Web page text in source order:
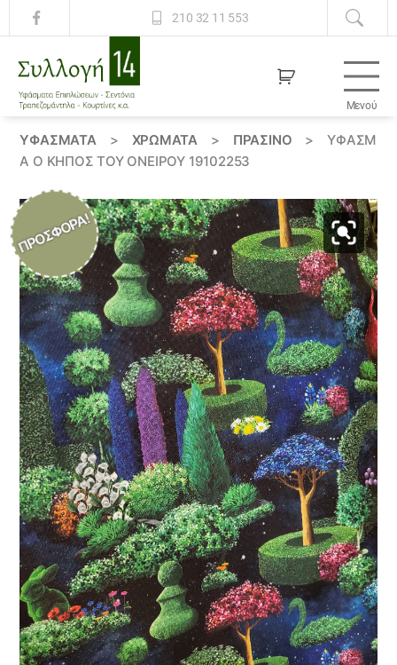
210 32 11 553
14
Μενού
ΥΦΆΣΜΑΤΑ > ΧΡΏΜΑΤΑ > ΠΡΑΣΙΝΟ >
ΎΦΑΣΜ
Α Ο ΚΗΠΟΣ ΤΟΥ ΟΝΕΙΡΟΥ 19102253
ΠΡΟΣΦΟΡΆ!